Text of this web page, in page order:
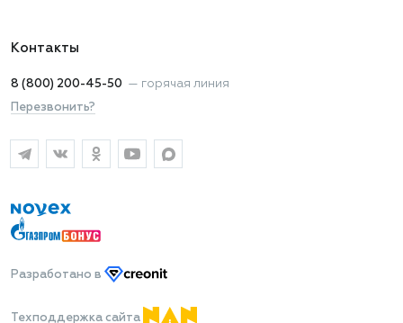
Контакты
8 (800) 200-45-50 — горячая линия
Перезвонить?
Разработано в
Техподдержка сайта